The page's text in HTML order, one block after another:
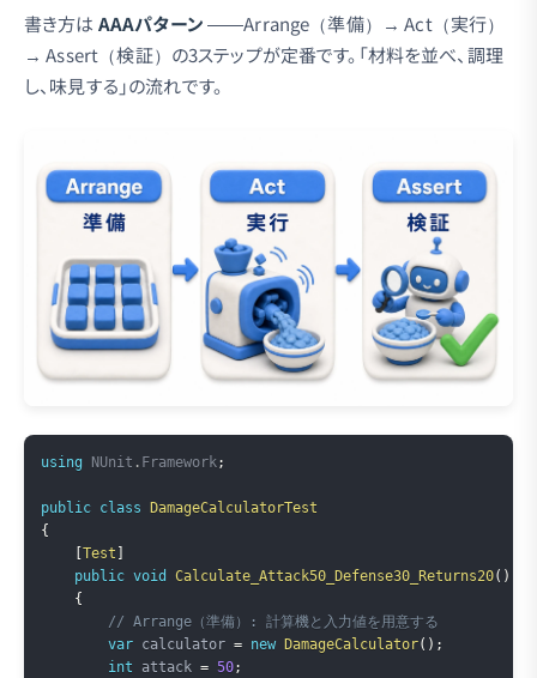
書き方は AAAパターン——Arrange（準備）→ Act（実行）
→ Assert（検証）の3ステップが定番です。「材料を並べ、調理
し、味見する」の流れです。
using NUnit . Framework;
public class
DamageCalculatorTest
{
Test
public void Calculate_Attack50_Defense30_Returns20( )
{
// Arrange（準備）: 計算機と入力値を用意する
var calculator = new DamageCalculator( ) ;
int attack = 50;